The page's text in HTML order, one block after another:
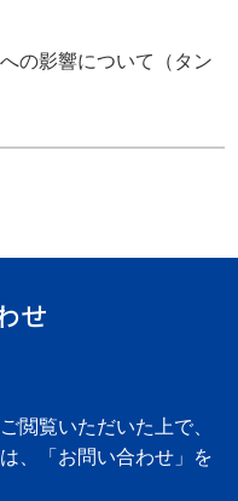
の影響について（タン
せ
閲覧いただいた上で、
、「お問い合わせ」を